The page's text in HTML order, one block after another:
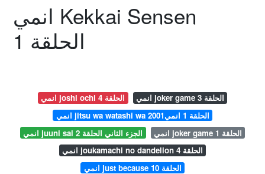
انمي Kekkai Sensen
الحلقة 1
انمي joshi ochi الحلقة 4
انمي joker game الحلقة 3
انمي jitsu wa watashi wa الحلقة 1 انمي2001
انمي juuni sai الجزء الثاني الحلقة 2
انمي joker game الحلقة 1
انمي joukamachi no dandelion الحلقة 4
انمي just because الحلقة 10